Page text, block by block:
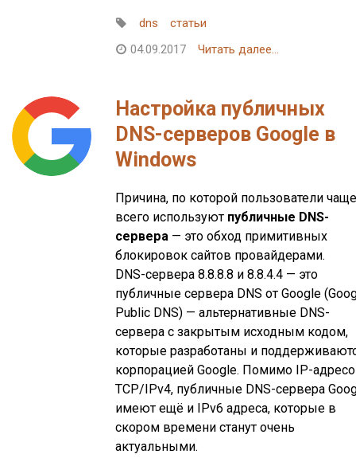
dns
статьи
04.09.2017
Читать далее...
Настройка публичных
DNS-серверов Google в
Windows
Причина, по которой пользователи чаще
всего используют публичные DNS-
сервера — это обход примитивных
блокировок сайтов провайдерами.
DNS-сервера 8.8.8.8 и 8.8.4.4 — это
публичные сервера DNS от Google
Public DNS) — альтернативные DNS-
сервера с закрытым исходным кодом,
которые разработаны и
корпорацией Google. Помимо IP-
TCP/IPv4, публичные DNS-сервера
имеют ещё и IPv6 адреса, которые в
скором времени станут очень
актуальными.